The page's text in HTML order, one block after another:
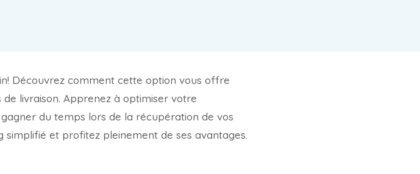
Découvrez comment cette option vous offre
livraison. Apprenez à optimiser votre
du temps lors de la récupération de vos
simplifié et profitez pleinement de ses avantages.